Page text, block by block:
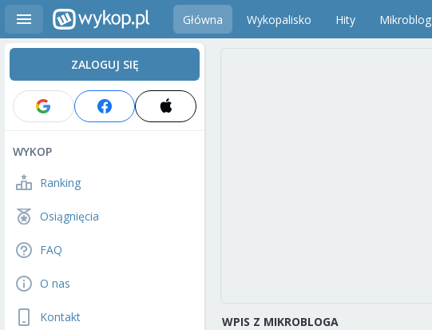
Główna Wykopalisko Hity Mikroblog
ZALOGUJ SIĘ
WYKOP
Ranking
Osiągnięcia
FAQ
O nas
Kontakt WPIS Z MIKROBLOGA